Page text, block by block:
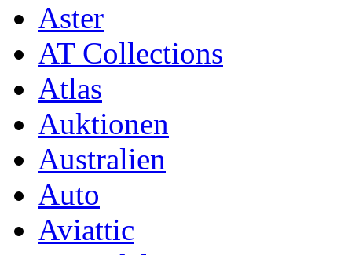
Aster
AT Collections
Atlas
Auktionen
Australien
Auto
Aviattic